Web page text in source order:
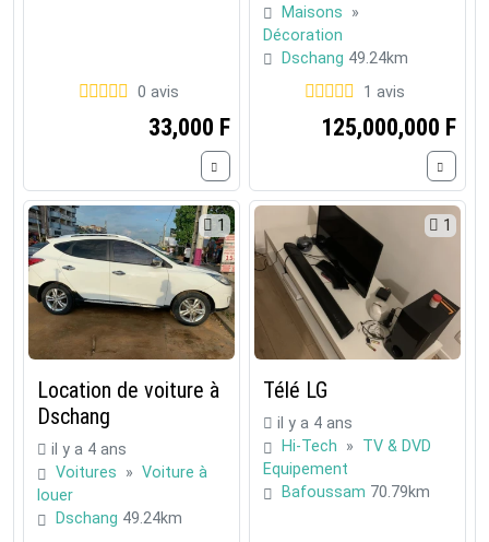
0 avis
33,000 F
Maisons »
Décoration
Dschang 49.24km
1 avis
125,000,000 F
1
Location de voiture à
Dschang
il y a 4 ans
Voitures » Voiture à
louer
Dschang 49.24km
1
Télé LG
il y a 4 ans
Hi-Tech » TV & DVD
Equipement
Bafoussam 70.79km